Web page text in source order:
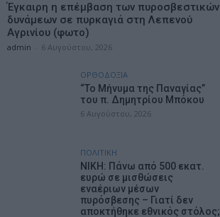
Έγκαιρη η επέμβαση των πυροσβεστικών
δυνάμεων σε πυρκαγιά στη Λεπενού
Αγρινίου (φωτο)
admin 6 Αυγούστου, 2026
ΟΡΘΟΔΟΞΙΑ
“Το Μήνυμα της Παναγίας”
του π. Δημητρίου Μπόκου
6 Αυγούστου, 2026
ΠΟΛΙΤΙΚΗ
ΝΙΚΗ: Πάνω από 500 εκατ.
ευρώ σε μισθώσεις
εναέριων μέσων
πυρόσβεσης – Γιατί δεν
αποκτήθηκε εθνικός στόλος;